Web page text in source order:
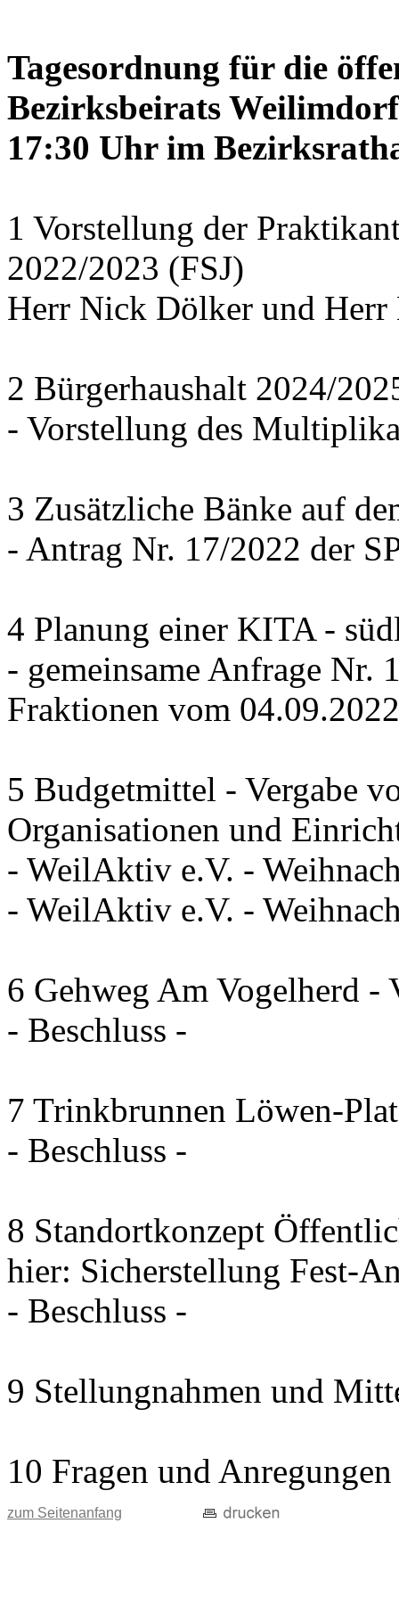
Tagesordnung für die
Bezirksbeirats
17:30 Uhr im
1 Vorstellung der
2022/2023 (FSJ)
Herr Nick Dölker und Herr
2 Bürgerhaushalt 2024/
- Vorstellung des
3 Zusätzliche Bänke auf
- Antrag Nr. 17/2022 der
4 Planung einer KITA -
- gemeinsame Anfrage Nr.
Fraktionen vom 04.09.2022
5 Budgetmittel - Vergabe
Organisationen und
- WeilAktiv e.V. -
- WeilAktiv e.V. -
6 Gehweg Am Vogelherd -
- Beschluss -
7 Trinkbrunnen Löwen-
- Beschluss -
8 Standortkonzept
hier: Sicherstellung Fest-
- Beschluss -
9 Stellungnahmen und
10 Fragen und Anregungen
zum Seitenanfang